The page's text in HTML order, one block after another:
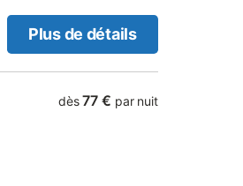
Plus de détails
dès 77 € par nuit